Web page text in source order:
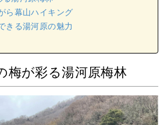
ら幕山ハイキング
きる湯河原の魅力
梅が彩る湯河原梅林